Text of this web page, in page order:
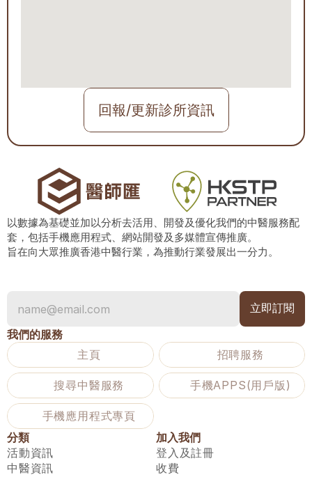
回報/更新診所資訊
以數據為基礎並加以分析去活用、開發及優化我們的中醫服務配
套，包括手機應用程式、網站開發及多媒體宣傳推廣。
旨在向大眾推廣香港中醫行業，為推動行業發展出一分力。
我們的服務
主頁
招聘服務
搜尋中醫服務 手機APPS(用戶版)
手機應用程式專頁
分類
活動資訊
中醫資訊
加入我們
登入及註冊
收費